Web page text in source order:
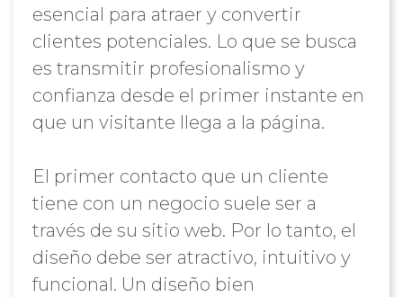
esencial para atraer y convertir
clientes potenciales. Lo que se busca
es transmitir profesionalismo y
confianza desde el primer instante en
que un visitante llega a la página.
El primer contacto que un cliente
tiene con un negocio suele ser a
través de su sitio web. Por lo tanto, el
diseño debe ser atractivo, intuitivo y
funcional. Un diseño bien